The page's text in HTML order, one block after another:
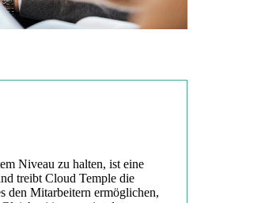
Niveau zu halten, ist eine
treibt Cloud Temple die
den Mitarbeitern ermöglichen,